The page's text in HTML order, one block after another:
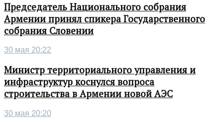
Председатель Национального собрания
Армении принял спикера Государственного
собрания Словении
30 мая 20:22
Министр территориального управления и
инфраструктур коснулся вопроса
строительства в Армении новой АЭС
30 мая 20:20